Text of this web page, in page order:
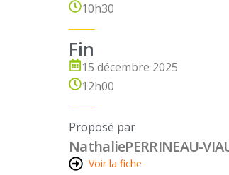
10h30
Fin
15 décembre 2025
12h00
Proposé par
NathaliePERRINEAU-
Voir la fiche